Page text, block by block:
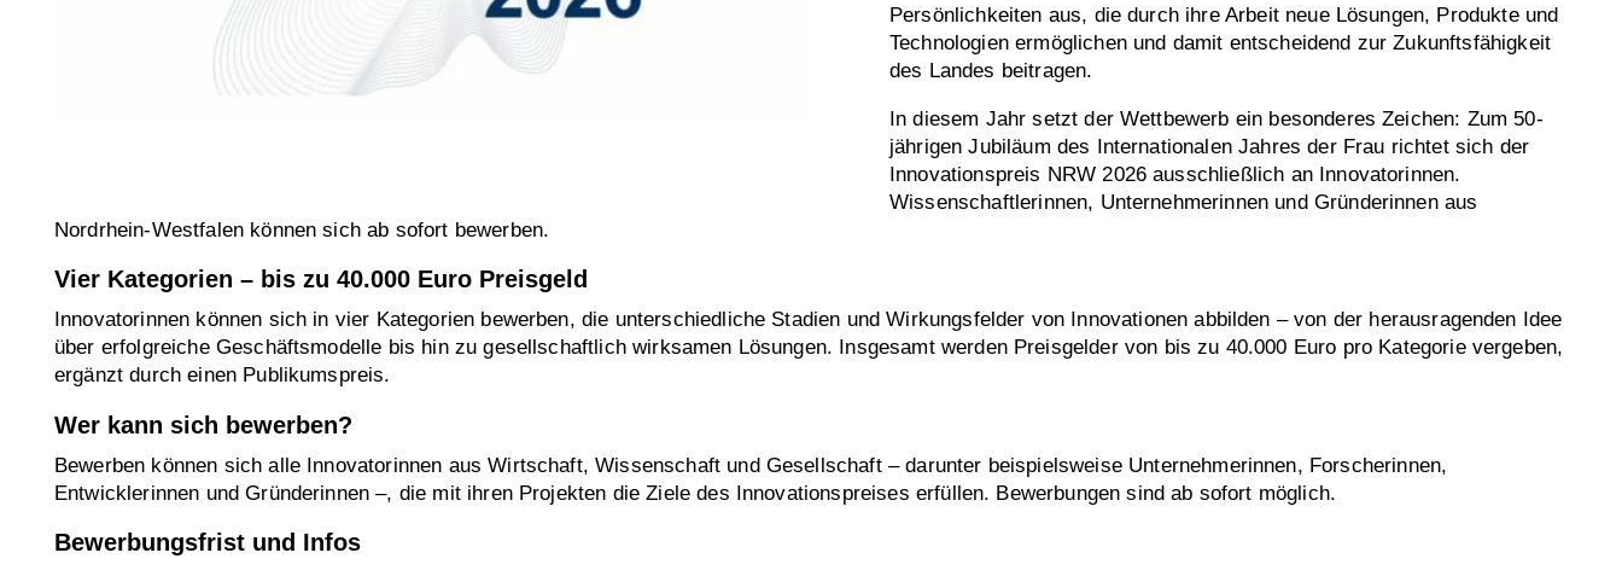
Persönlichkeiten aus, die durch ihre Arbeit neue Lösungen, Produkte und
Technologien ermöglichen und damit entscheidend zur Zukunftsfähigkeit
des Landes beitragen.
In diesem Jahr setzt der Wettbewerb ein besonderes Zeichen: Zum 50-
jährigen Jubiläum des Internationalen Jahres der Frau richtet sich der
Innovationspreis NRW 2026 ausschließlich an Innovatorinnen.
Wissenschaftlerinnen, Unternehmerinnen und Gründerinnen aus
Nordrhein-Westfalen können sich ab sofort bewerben.
Vier Kategorien – bis zu 40.000 Euro Preisgeld
Innovatorinnen können sich in vier Kategorien bewerben, die unterschiedliche Stadien und Wirkungsfelder von Innovationen abbilden – von der herausragenden Idee
über erfolgreiche Geschäftsmodelle bis hin zu gesellschaftlich wirksamen Lösungen. Insgesamt werden Preisgelder von bis zu 40.000 Euro pro Kategorie vergeben,
ergänzt durch einen Publikumspreis.
Wer kann sich bewerben?
Bewerben können sich alle Innovatorinnen aus Wirtschaft, Wissenschaft und Gesellschaft – darunter beispielsweise Unternehmerinnen, Forscherinnen,
Entwicklerinnen und Gründerinnen –, die mit ihren Projekten die Ziele des Innovationspreises erfüllen. Bewerbungen sind ab sofort möglich.
Bewerbungsfrist und Infos